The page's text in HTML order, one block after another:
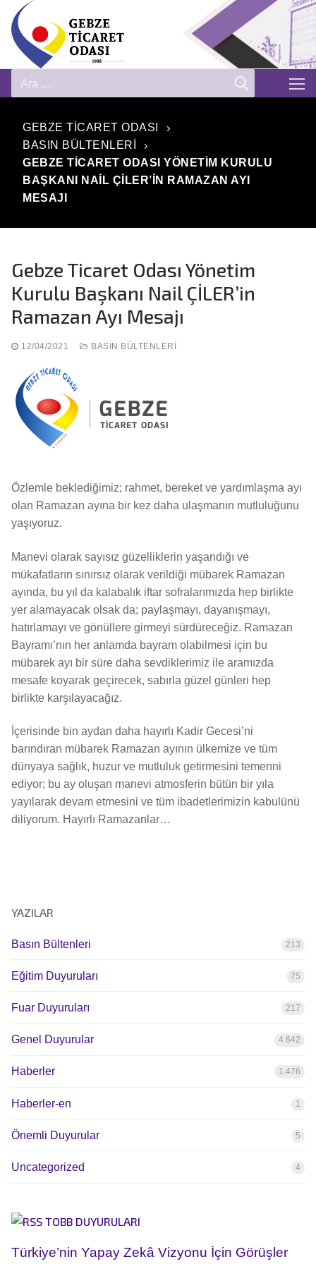
GEBZE TICARET ODASI
BASIN BÜLTENLERI
GEBZE TICARET ODASI YÖNETIM KURULU
BAŞKANI NAIL ÇİLER’IN RAMAZAN AYI
MESAJI
Gebze Ticaret Odası Yönetim
Kurulu Başkanı Nail ÇİLER’in
Ramazan Ayı Mesajı
12/04/2021 BASIN BÜLTENLERI
Özlemle beklediğimiz; rahmet, bereket ve yardımlaşma ayı
olan Ramazan ayına bir kez daha ulaşmanın mutluluğunu
yaşıyoruz.
Manevi olarak sayısız güzelliklerin yaşandığı ve
mükafatların sınırsız olarak verildiği mübarek Ramazan
ayında, bu yıl da kalabalık iftar sofralarımızda hep birlikte
yer alamayacak olsak da; paylaşmayı, dayanışmayı,
hatırlamayı ve gönüllere girmeyi sürdüreceğiz. Ramazan
Bayramı’nın her anlamda bayram olabilmesi için bu
mübarek ayı bir süre daha sevdiklerimiz ile aramızda
mesafe koyarak geçirecek, sabırla güzel günleri hep
birlikte karşılayacağız.
İçerisinde bin aydan daha hayırlı Kadir Gecesi’ni
barındıran mübarek Ramazan ayının ülkemize ve tüm
dünyaya sağlık, huzur ve mutluluk getirmesini temenni
ediyor; bu ay oluşan manevi atmosferin bütün bir yıla
yayılarak devam etmesini ve tüm ibadetlerimizin kabulünü
diliyorum. Hayırlı Ramazanlar…
YAZILAR
Basın Bültenleri 213
Eğitim Duyuruları 75
Fuar Duyuruları 217
Genel Duyurular 4.642
Haberler 1.476
Haberler-en 1
Önemli Duyurular 5
Uncategorized 4
TOBB DUYURULARI
Türkiye’nin Yapay Zekâ Vizyonu İçin Görüşler